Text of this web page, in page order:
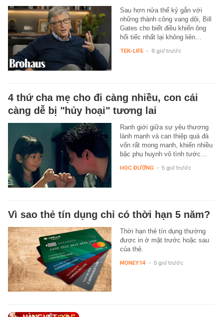
Sau hơn nửa thế kỷ gắn với
những thành công vang dội, Bill
Gates cho biết điều khiến ông
hối tiếc nhất lại không liên…
TEK-LIFE - 6 giờ trước
4 thứ cha mẹ cho đi càng nhiều, con cái
càng dễ bị "hủy hoại" tương lai
Ranh giới giữa sự yêu thương
lành mạnh và can thiệp quá đà
vốn rất mong manh, khiến nhiều
bậc phụ huynh vô tình tước…
HỌC ĐƯỜNG - 5 giờ trước
Vì sao thẻ tín dụng chỉ có thời hạn 5 năm?
Thời hạn thẻ tín dụng thường
được in ở mặt trước hoặc sau
của thẻ.
MONEY.14 - 5 giờ trước